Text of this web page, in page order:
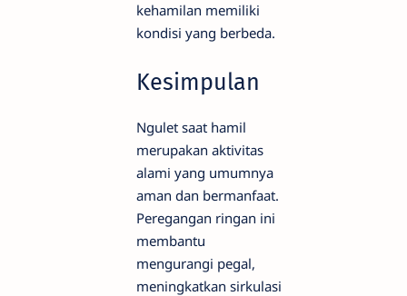
kehamilan memiliki
kondisi yang berbeda.
Kesimpulan
Ngulet saat hamil
merupakan aktivitas
alami yang umumnya
aman dan bermanfaat.
Peregangan ringan ini
membantu
mengurangi pegal,
meningkatkan sirkulasi